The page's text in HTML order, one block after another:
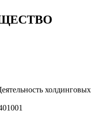
холдинговых